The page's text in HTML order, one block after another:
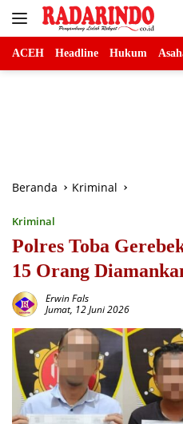
Langsung
ACEH Headline Hukum
Beranda Kriminal
Kriminal
Polres Toba
15 Orang
Erwin Fals
Jumat, 12 Juni 2026